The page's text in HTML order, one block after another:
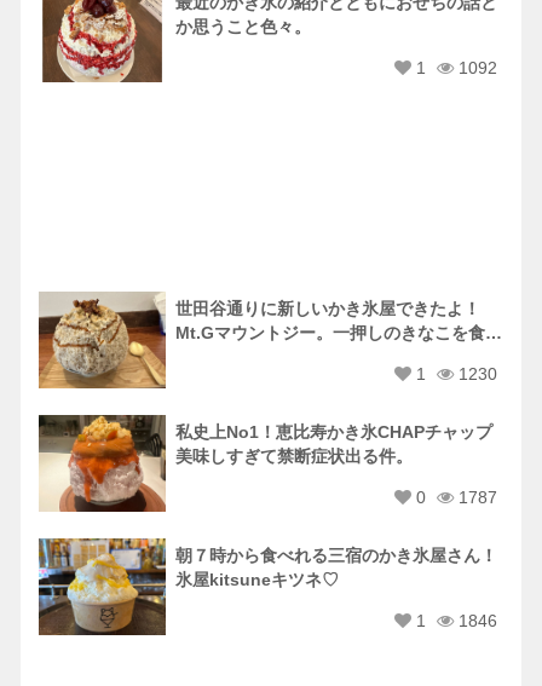
か思うこと色々。
1 1092
世田谷通りに新しいかき氷屋できたよ！
Mt.Gマウントジー。一押しのきなこを食べ
1
1230
私史上No1！恵比寿かき氷CHAPチャップ
美味しすぎて禁断症状出る件。
0 1787
朝７時から食べれる三宿のかき氷屋さん！
氷屋kitsuneキツネ♡
1 1846